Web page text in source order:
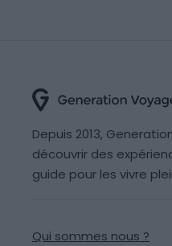
Depuis 2013,
découvrir des
guide pour les vivre
Qui sommes nous ?